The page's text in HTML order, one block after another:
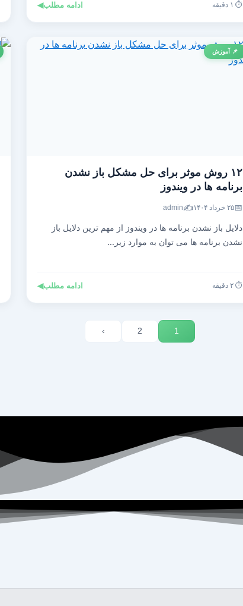
⏱️ ۱ دقیقه ادامه مطلب◀
📌 آموزش
۱۲ روش موثر برای حل مشکل باز نشدن
برنامه ها در ویندوز
📅۲۵ خرداد ۱۴۰۴ ✍️
admin
دلایل باز نشدن برنامه ها در ویندوز از مهم ترین دلایل باز
نشدن برنامه ها می توان به موارد زیر...
⏱️ ۲ دقیقه ادامه مطلب◀
1
2
›